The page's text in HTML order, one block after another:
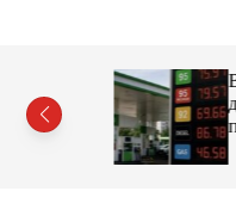
В